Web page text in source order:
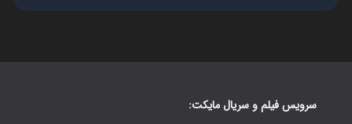
سرویس فیلم و سریال مایکت: